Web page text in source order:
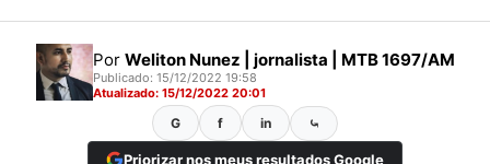
Por Weliton Nunez | jornalista | MTB 1697/AM
Publicado: 15/12/2022 19:58
Atualizado: 15/12/2022 20:01
G f in ⤿
Priorizar nos meus resultados Google